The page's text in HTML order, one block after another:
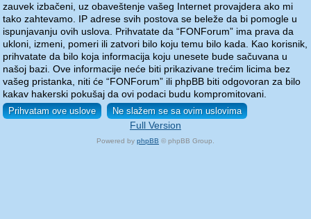
zauvek izbačeni, uz obaveštenje vašeg Internet provajdera ako mi
tako zahtevamo. IP adrese svih postova se beleže da bi pomogle u
ispunjavanju ovih uslova. Prihvatate da “FONForum” ima prava da
ukloni, izmeni, pomeri ili zatvori bilo koju temu bilo kada. Kao korisnik,
prihvatate da bilo koja informacija koju unesete bude sačuvana u
našoj bazi. Ove informacije neće biti prikazivane trećim licima bez
vašeg pristanka, niti će “FONForum” ili phpBB biti odgovoran za bilo
kakav hakerski pokušaj da ovi podaci budu kompromitovani.
Full Version
Powered by phpBB © phpBB Group.